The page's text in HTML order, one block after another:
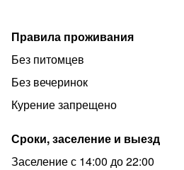
Правила проживания
Без питомцев
Без вечеринок
Курение запрещено
Сроки, заселение и выезд
Заселение с 14:00 до 22:00